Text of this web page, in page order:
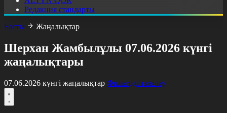
Редакция стандарты
Басты
Жаңалықтар
Шерхан Жамбылұлы 07.06.2026 күнгі
жаңалықтары
07.06.2026 күнгі жаңалықтар Фильтрді тазалау